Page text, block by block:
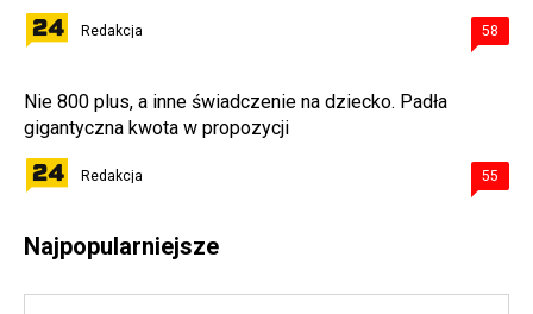
Redakcja 58
Nie 800 plus, a inne świadczenie na dziecko. Padła
gigantyczna kwota w propozycji
Redakcja 55
Najpopularniejsze